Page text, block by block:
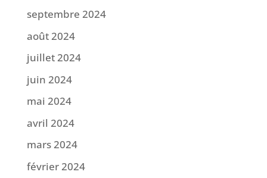
septembre 2024
août 2024
juillet 2024
juin 2024
mai 2024
avril 2024
mars 2024
février 2024